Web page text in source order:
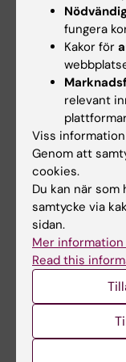
SCIENCES.
EFFECT OF
(DEHP)
OF FEMORAL
MOUSE:
Sulkova E;
Hlisnikova H;
Martiniakova
ARTICLE:
2021;102:35-42
Effect of
association of
early
infants at the
Hlisnikova H;
M; Mlyncek M
ARTICLE:
fungera
Kakor för
relevant
Viss
Genom att
cookies.
Du kan när
samtycke via
sidan.
Mer information
Read this